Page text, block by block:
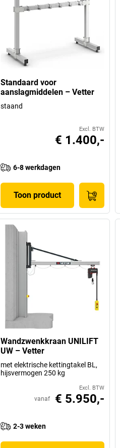
Standaard voor
aanslagmiddelen – Vetter
staand
Excl. BTW
€ 1.400,-
6-8 werkdagen
Toon product
Wandzwenkkraan UNILIFT
UW – Vetter
met elektrische kettingtakel BL,
hijsvermogen 250 kg
Excl. BTW
vanaf € 5.950,-
2-3 weken